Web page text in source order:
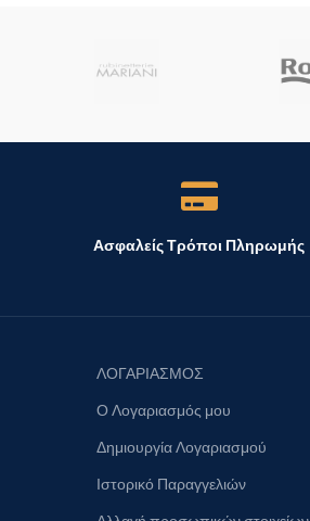
Ασφαλείς Τρόποι Πληρωμής
ΛΟΓΑΡΙΑΣΜΟΣ
Ο Λογαριασμός μου
Δημιουργία Λογαριασμού
Ιστορικό Παραγγελιών